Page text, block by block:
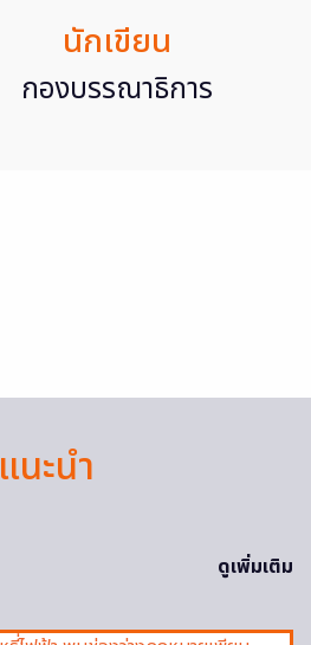
นักเขียน
กองบรรณาธิการ
แนะนำ
ดูเพิ่มเติม